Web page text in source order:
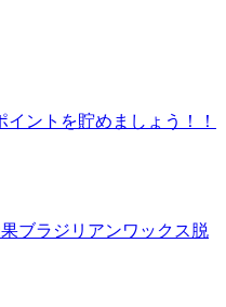
イントを貯めましょう！！
ブラジリアンワックス脱